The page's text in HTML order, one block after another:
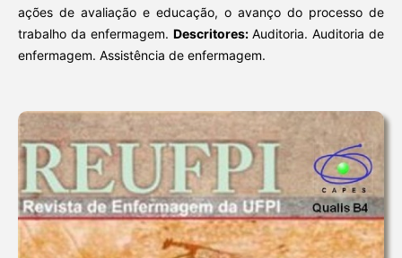
ações de avaliação e educação, o avanço do processo de
trabalho da enfermagem. Descritores:Auditoria. Auditoria de
enfermagem. Assistência de enfermagem.